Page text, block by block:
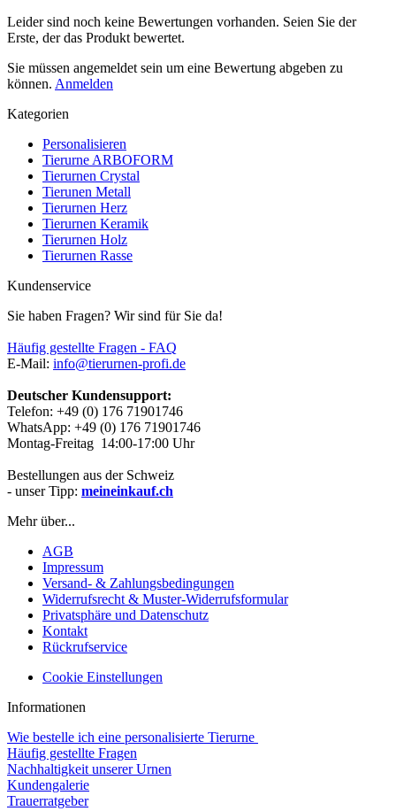
Leider sind noch keine Bewertungen vorhanden. Seien Sie der
Erste, der das Produkt bewertet.
Sie müssen angemeldet sein um eine Bewertung abgeben zu
können. Anmelden
Kategorien
Personalisieren
Tierurne ARBOFORM
Tierurnen Crystal
Tierunen Metall
Tierurnen Herz
Tierurnen Keramik
Tierurnen Holz
Tierurnen Rasse
Kundenservice
Sie haben Fragen? Wir sind für Sie da!
Häufig gestellte Fragen - FAQ
E-Mail: info@tierurnen-profi.de
Deutscher Kundensupport:
Telefon: +49 (0) 176 71901746
WhatsApp: +49 (0) 176 71901746
Montag-Freitag 14:00-17:00 Uhr
Bestellungen aus der Schweiz
- unser Tipp: meineinkauf.ch
Mehr über...
AGB
Impressum
Versand- & Zahlungsbedingungen
Widerrufsrecht & Muster-Widerrufsformular
Privatsphäre und Datenschutz
Kontakt
Rückrufservice
Cookie Einstellungen
Informationen
Wie bestelle ich eine personalisierte Tierurne
Häufig gestellte Fragen
Nachhaltigkeit unserer Urnen
Kundengalerie
Trauerratgeber